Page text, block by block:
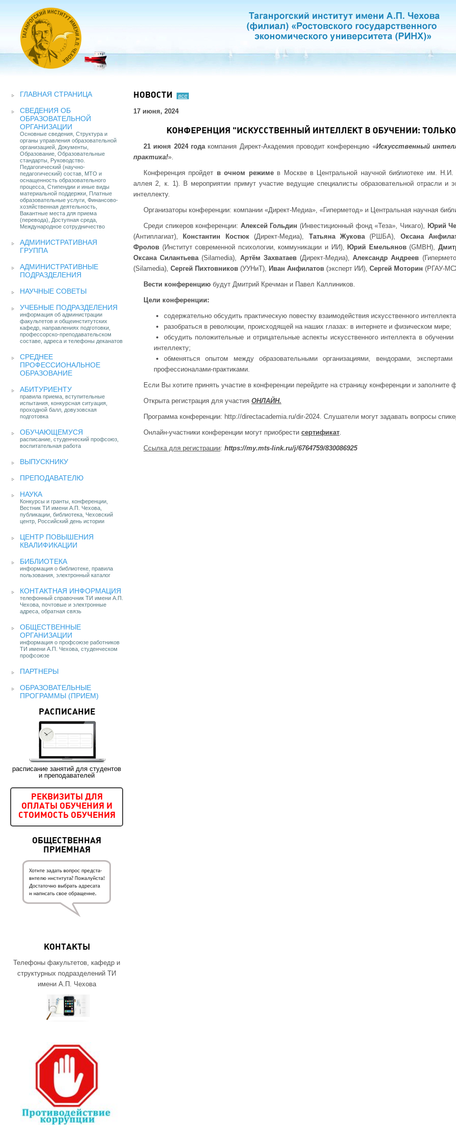
ГЛАВНАЯ СТРАНИЦА
СВЕДЕНИЯ ОБ
ОБРАЗОВАТЕЛЬНОЙ
ОРГАНИЗАЦИИ
Основные сведения, Структура и
органы управления образовательной
организацией, Документы,
Образование, Образовательные
стандарты, Руководство.
Педагогический (научно-
педагогический) состав, МТО и
оснащенность образовательного
процесса, Стипендии и иные виды
материальной поддержки, Платные
образовательные услуги, Финансово-
хозяйственная деятельность,
Вакантные места для приема
(перевода), Доступная среда,
Международное сотрудничество
АДМИНИСТРАТИВНАЯ
ГРУППА
АДМИНИСТРАТИВНЫЕ
ПОДРАЗДЕЛЕНИЯ
НАУЧНЫЕ СОВЕТЫ
УЧЕБНЫЕ ПОДРАЗДЕЛЕНИЯ
информация об администрации
факультетов и общеинститутских
кафедр, направлениях подготовки,
профессорско-преподавательском
составе, адреса и телефоны деканатов
СРЕДНЕЕ
ПРОФЕССИОНАЛЬНОЕ
ОБРАЗОВАНИЕ
АБИТУРИЕНТУ
правила приема, вступительные
испытания, конкурсная ситуация,
проходной балл, довузовская
подготовка
ОБУЧАЮЩЕМУСЯ
расписание, студенческий профсоюз,
воспитательная работа
ВЫПУСКНИКУ
ПРЕПОДАВАТЕЛЮ
НАУКА
Конкурсы и гранты, конференции,
Вестник ТИ имени А.П. Чехова,
публикации, библиотека, Чеховский
центр, Российский день истории
ЦЕНТР ПОВЫШЕНИЯ
КВАЛИФИКАЦИИ
БИБЛИОТЕКА
информация о библиотеке, правила
пользования, электронный каталог
КОНТАКТНАЯ ИНФОРМАЦИЯ
телефонный справочник ТИ имени А.П.
Чехова, почтовые и электронные
адреса, обратная связь
ОБЩЕСТВЕННЫЕ
ОРГАНИЗАЦИИ
информация о профсоюзе работников
ТИ имени А.П. Чехова, студенческом
профсоюзе
ПАРТНЕРЫ
ОБРАЗОВАТЕЛЬНЫЕ
ПРОГРАММЫ (ПРИЕМ)
РАСПИСАНИЕ
расписание занятий для студентов
и преподавателей
РЕКВИЗИТЫ ДЛЯ
ОПЛАТЫ ОБУЧЕНИЯ И
СТОИМОСТЬ ОБУЧЕНИЯ
ОБЩЕСТВЕННАЯ
ПРИЕМНАЯ
КОНТАКТЫ
Телефоны факультетов, кафедр и
структурных подразделений ТИ
имени А.П. Чехова
НОВОСТИ все
17 июня, 2024
КОНФЕРЕНЦИЯ "ИСКУССТВЕННЫЙ ИНТЕЛЛЕКТ В ОБУЧЕНИИ:
21 июня 2024 годакомпания Директ-Академия проводит конференцию «Искусственный
практика!».
Конференция пройдет в очном режиме в Москве в Центральной научной библиотеке им. Н.И.
аллея 2, к. 1). В мероприятии примут участие ведущие специалисты образовательной отрасли и
интеллекту.
Организаторы конференции: компании «Директ-Медиа», «Гиперметод» и Центральная научная
Среди спикеров конференции: Алексей Гольдин(Инвестиционный фонд «Теза», Чикаго), Юрий
(Антиплагиат),
Константин Костюк(Директ-Медиа), Татьяна Жукова(РШБА), Оксана
Фролов (Институт современной психологии, коммуникации и ИИ), Юрий Емельянов(GMBH),
Оксана Силантьева(Silamedia), Артём Захватаев(Директ-Медиа),Александр Андреев
(Silamedia), Сергей Пихтовников (УУНиТ), Иван Анфилатов (эксперт ИИ), Сергей Моторин (РГАУ-
Вести конференцию будут Дмитрий Кречман и Павел Каллиников.
Цели конференции:
содержательно обсудить практическую повестку взаимодействия искусственного
разобраться в революции, происходящей на наших глазах: в интернете и физическом мире;
обсудить положительные и отрицательные аспекты искусственного интеллекта в
интеллекту;
обменяться опытом между образовательными организациями, вендорами,
профессионалами-практиками.
Если Вы хотите принять участие в конференции перейдите на страницу конференции и заполните
Открыта регистрация для участия ОНЛАЙН.
Программа конференции: http://directacademia.ru/dir-2024. Слушатели могут задавать вопросы
Онлайн-участники конференции могут приобрести сертификат.
Ссылка для регистрации: https://my.mts-link.ru/j/6764759/830086925